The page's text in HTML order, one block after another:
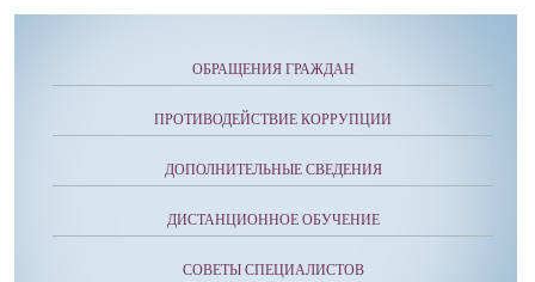
ОБРАЩЕНИЯ ГРАЖДАН
ПРОТИВОДЕЙСТВИЕ КОРРУПЦИИ
ДОПОЛНИТЕЛЬНЫЕ СВЕДЕНИЯ
ДИСТАНЦИОННОЕ ОБУЧЕНИЕ
СОВЕТЫ СПЕЦИАЛИСТОВ